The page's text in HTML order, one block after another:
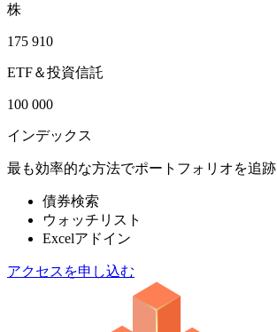
株
175 910
ETF＆投資信託
100 000
インデックス
最も効率的な方法でポートフォリオを追跡
債券検索
ウォッチリスト
Excelアドイン
アクセスを申し込む